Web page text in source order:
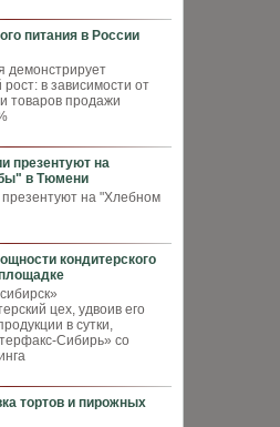
питания в России
демонстрирует
в зависимости от
товаров продажи
презентуют на
в Тюмени
на "Хлебном
кондитерского
цех, удвоив его
в сутки,
Сибирь» со
тортов и пирожных